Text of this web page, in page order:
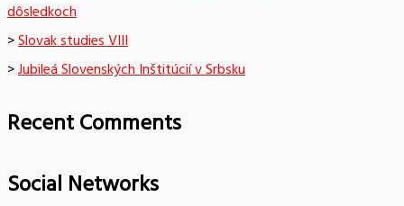
dôsledkoch
>Slovak studies VIII
>Jubileá Slovenských Inštitúcií v Srbsku
Recent Comments
Social Networks